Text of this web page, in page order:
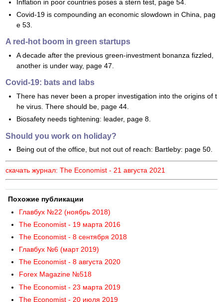
Inflation in poor countries poses a stern test, page 54.
Covid-19 is compounding an economic slowdown in China, pag
e 53.
A red-hot boom in green startups
A decade after the previous green-investment bonanza fizzled,
another is under way, page 47.
Covid-19: bats and labs
There has never been a proper investigation into the origins of t
he virus. There should be, page 44.
Biosafety needs tightening: leader, page 8.
Should you work on holiday?
Being out of the office, but not out of reach: Bartleby: page 50.
скачать журнал: The Economist - 21 августа 2021
Похожие публикации
Главбух №22 (ноябрь 2018)
The Economist - 19 марта 2016
The Economist - 8 сентября 2018
Главбух №6 (март 2019)
The Economist - 8 августа 2020
Forex Magazine №518
The Economist - 23 марта 2019
The Economist - 20 июля 2019